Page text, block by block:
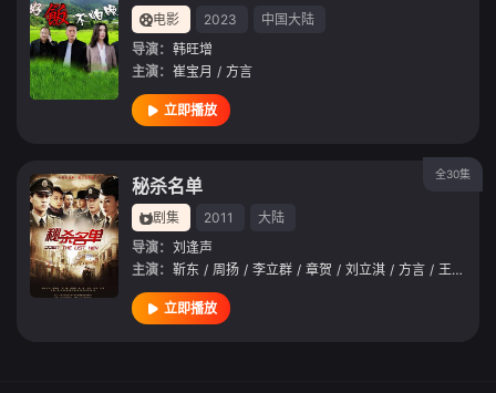
电影 2023
中国大陆
导演： 韩旺增
主演： 崔宝月 / 方言
立即播放
全30集
秘杀名单
剧集 2011
大陆
导演： 刘逢声
主演： 靳东 / 周扬 / 李立群 / 章贺 / 刘立淇 / 方言 / 王鹏凯
立即播放